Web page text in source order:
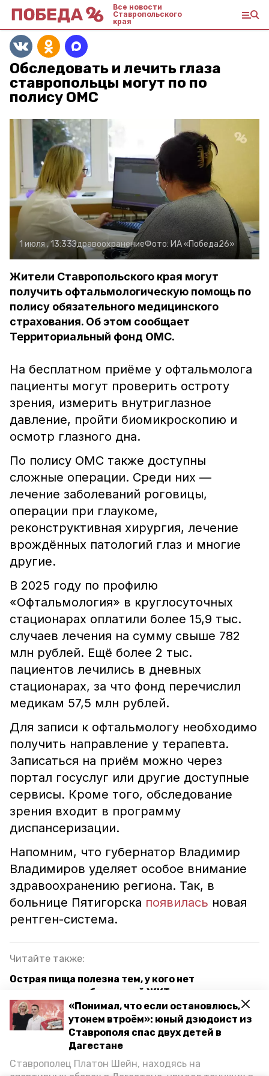
«Понимал, что если остановлюсь,
утонем втроём»: юный дзюдоист из
Ставрополя спас двух детей в
Дагестане
Ставрополец Платон Шейн, находясь на
Все новости
Ставропольского
края
Обследовать и лечить глаза
ставропольцы могут по по
полису ОМС
1 июля , 13:33ЗдравоохранениеФото: ИА «Победа26»
Жители Ставропольского края могут
получить офтальмологическую помощь по
полису обязательного медицинского
страхования. Об этом сообщает
Территориальный фонд ОМС.
На бесплатном приёме у офтальмолога
пациенты могут проверить остроту
зрения, измерить внутриглазное
давление, пройти биомикроскопию и
осмотр глазного дна.
По полису ОМС также доступны
сложные операции. Среди них —
лечение заболеваний роговицы,
операции при глаукоме,
реконструктивная хирургия, лечение
врождённых патологий глаз и многие
другие.
В 2025 году по профилю
«Офтальмология» в круглосуточных
стационарах оплатили более 15,9 тыс.
случаев лечения на сумму свыше 782
млн рублей. Ещё более 2 тыс.
пациентов лечились в дневных
стационарах, за что фонд перечислил
медикам 57,5 млн рублей.
Для записи к офтальмологу необходимо
получить направление у терапевта.
Записаться на приём можно через
портал госуслуг или другие доступные
сервисы. Кроме того, обследование
зрения входит в программу
диспансеризации.
Напомним, что губернатор Владимир
Владимиров уделяет особое внимание
здравоохранению региона. Так, в
больнице Пятигорска появилась новая
рентген-система.
Читайте также:
Острая пища полезна тем, у кого нет
хронических заболеваний ЖКТ — диетолог
Гастроэнтеролог напомнила россиянам об
опасности проглатывания ягодных косточек
Клещи покусали уже более 3 тыс. человек на
Ставрополье